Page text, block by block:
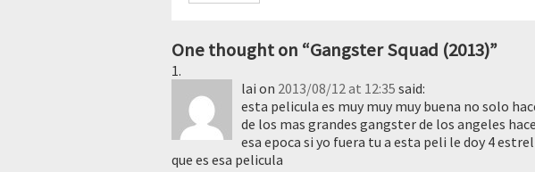
One thought on “Gangster Squad (2013)”
lai on 2013/08/12 at 12:35 said:
esta pelicula es muy muy muy buena no solo
de los mas grandes gangster de los angeles
esa epoca si yo fuera tu a esta peli le doy 4
que es esa pelicula